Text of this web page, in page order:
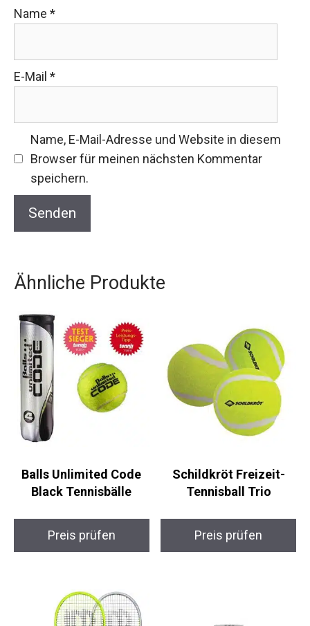
Name *
E-Mail *
Name, E-Mail-Adresse und Website in diesem
Browser für meinen nächsten Kommentar
speichern.
Ähnliche Produkte
Balls Unlimited Code
Black Tennisbälle
Preis prüfen
Schildkröt Freizeit-
Tennisball Trio
Preis prüfen